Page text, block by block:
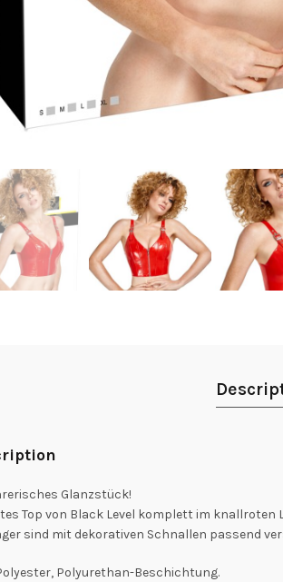
Glanzstück!
Top von Black Level komplett im
sind mit dekorativen Schnallen passend
Polyurethan-Beschichtung.